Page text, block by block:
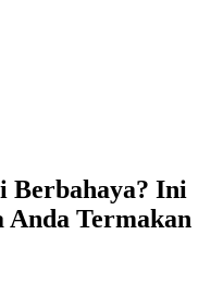
Berbahaya? Ini
Anda Termakan